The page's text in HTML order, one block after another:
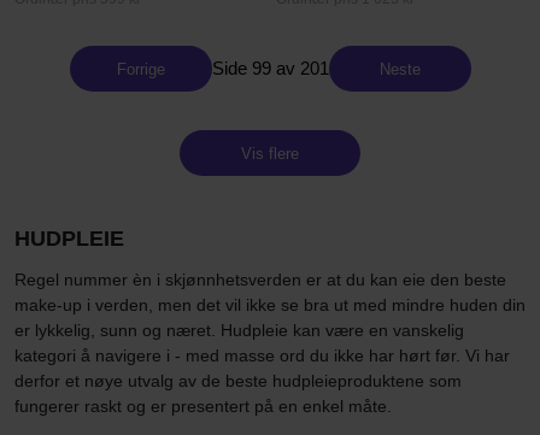
Forrige Side 99 av 201 Neste
Vis flere
HUDPLEIE
Regel nummer èn i skjønnhetsverden er at du kan eie den beste
make-up i verden, men det vil ikke se bra ut med mindre huden din
er lykkelig, sunn og næret. Hudpleie kan være en vanskelig
kategori å navigere i - med masse ord du ikke har hørt før. Vi har
derfor et nøye utvalg av de beste hudpleieproduktene som
fungerer raskt og er presentert på en enkel måte.